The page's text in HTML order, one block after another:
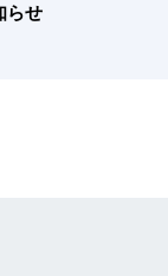
らせ